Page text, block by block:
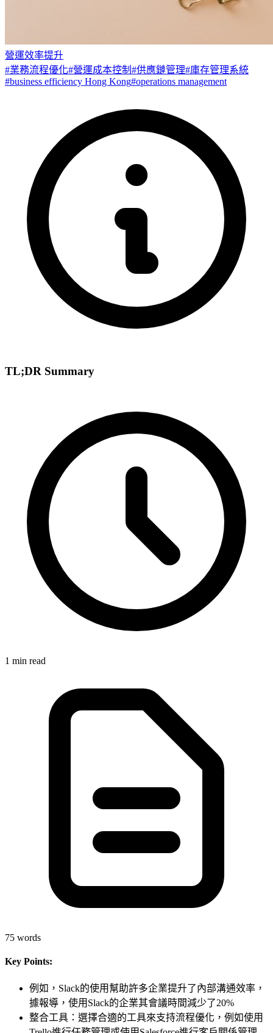
營運效率提升
#業務流程優化#營運成本控制 #供應鏈管理#庫存管理系統
#business efficiency Hong Kong#operations management
TL;DR Summary
1 min read
75 words
Key Points:
例如，Slack的使用幫助許多企業提升了內部溝通效率，
據報導，使用Slack的企業其會議時間減少了20%
整合工具：選擇合適的工具來支持流程優化，例如使用